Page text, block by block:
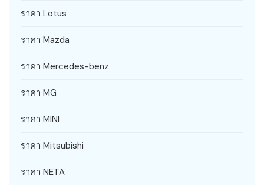
ราคา Lotus
ราคา Mazda
ราคา Mercedes-benz
ราคา MG
ราคา MINI
ราคา Mitsubishi
ราคา NETA